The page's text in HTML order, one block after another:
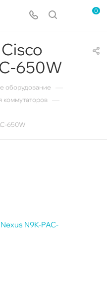
0
650W
оборудование
коммутаторов
650W